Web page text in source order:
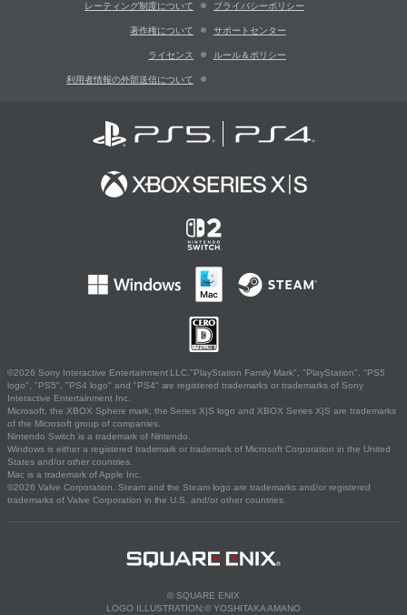
レーティング制度について プライバシーポリシー
著作権について サポートセンター
ライセンス ルール＆ポリシー
利用者情報の外部送信について
©2026 Sony Interactive Entertainment LLC."PlayStation Family Mark", "PlayStation", "PS5
logo", "PS5", "PS4 logo" and "PS4" are registered trademarks or trademarks of Sony
Interactive Entertainment Inc.
Microsoft, the XBOX Sphere mark, the Series X|S logo and XBOX Series X|S are trademarks
of the Microsoft group of companies.
Nintendo Switch is a trademark of Nintendo.
Windows is either a registered trademark or trademark of Microsoft Corporation in the United
States and/or other countries.
Mac is a trademark of Apple Inc.
©2026 Valve Corporation. Steam and the Steam logo are trademarks and/or registered
trademarks of Valve Corporation in the U.S. and/or other countries.
© SQUARE ENIX
LOGO ILLUSTRATION:© YOSHITAKA AMANO